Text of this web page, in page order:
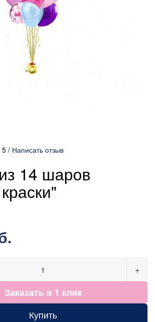
5 / Написать отзыв
14 шаров
+
Заказать в 1 клик
Купить